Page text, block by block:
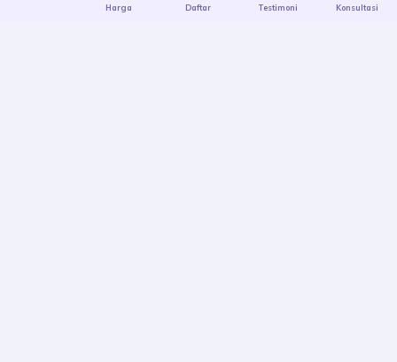
Harga Daftar Testimoni Konsultasi